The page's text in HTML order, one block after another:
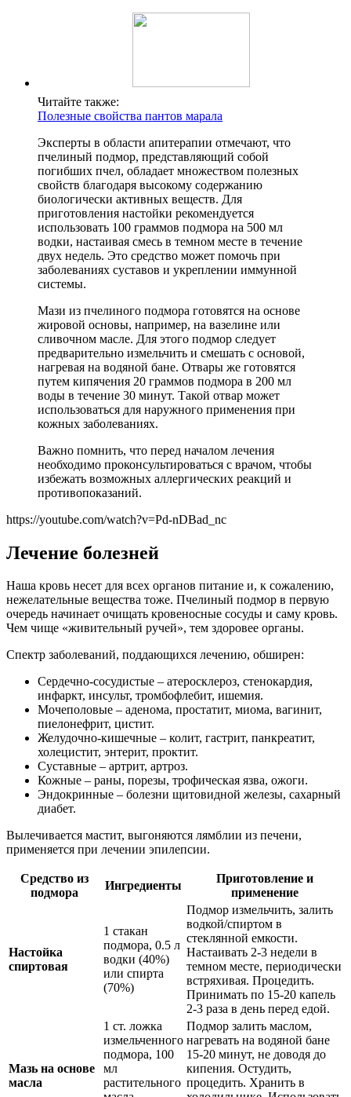
Читайте также:
Полезные свойства пантов марала
Эксперты в области апитерапии отмечают, что
пчелиный подмор, представляющий собой
погибших пчел, обладает множеством полезных
свойств благодаря высокому содержанию
биологически активных веществ. Для
приготовления настойки рекомендуется
использовать 100 граммов подмора на 500 мл
водки, настаивая смесь в темном месте в течение
двух недель. Это средство может помочь при
заболеваниях суставов и укреплении иммунной
системы.
Мази из пчелиного подмора готовятся на основе
жировой основы, например, на вазелине или
сливочном масле. Для этого подмор следует
предварительно измельчить и смешать с основой,
нагревая на водяной бане. Отвары же готовятся
путем кипячения 20 граммов подмора в 200 мл
воды в течение 30 минут. Такой отвар может
использоваться для наружного применения при
кожных заболеваниях.
Важно помнить, что перед началом лечения
необходимо проконсультироваться с врачом, чтобы
избежать возможных аллергических реакций и
противопоказаний.
https://youtube.com/watch?v=Pd-nDBad_nc
Лечение болезней
Наша кровь несет для всех органов питание и, к сожалению,
нежелательные вещества тоже. Пчелиный подмор в первую
очередь начинает очищать кровеносные сосуды и саму кровь.
Чем чище «живительный ручей», тем здоровее органы.
Спектр заболеваний, поддающихся лечению, обширен:
Сердечно-сосудистые – атеросклероз, стенокардия,
инфаркт, инсульт, тромбофлебит, ишемия.
Мочеполовые – аденома, простатит, миома, вагинит,
пиелонефрит, цистит.
Желудочно-кишечные – колит, гастрит, панкреатит,
холецистит, энтерит, проктит.
Суставные – артрит, артроз.
Кожные – раны, порезы, трофическая язва, ожоги.
Эндокринные – болезни щитовидной железы, сахарный
диабет.
Вылечивается мастит, выгоняются лямблии из печени,
применяется при лечении эпилепсии.
Средство из
подмора
Ингредиенты
Приготовление и
применение
Настойка
спиртовая
1 стакан
подмора, 0.5 л
водки (40%)
или спирта
(70%)
Подмор измельчить, залить
водкой/спиртом в
стеклянной емкости.
Настаивать 2-3 недели в
темном месте, периодически
встряхивая. Процедить.
Принимать по 15-20 капель
2-3 раза в день перед едой.
Мазь на основе
масла
1 ст. ложка
измельченного
подмора, 100
мл
растительного
Подмор залить маслом,
нагревать на водяной бане
15-20 минут, не доводя до
кипения. Остудить,
процедить. Хранить в